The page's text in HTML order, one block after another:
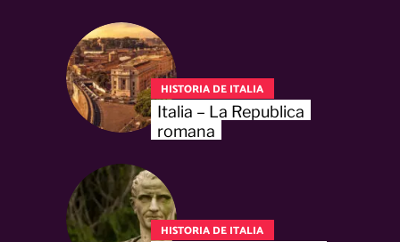
HISTORIA DE ITALIA
Italia – La Republica
romana
HISTORIA DE ITALIA